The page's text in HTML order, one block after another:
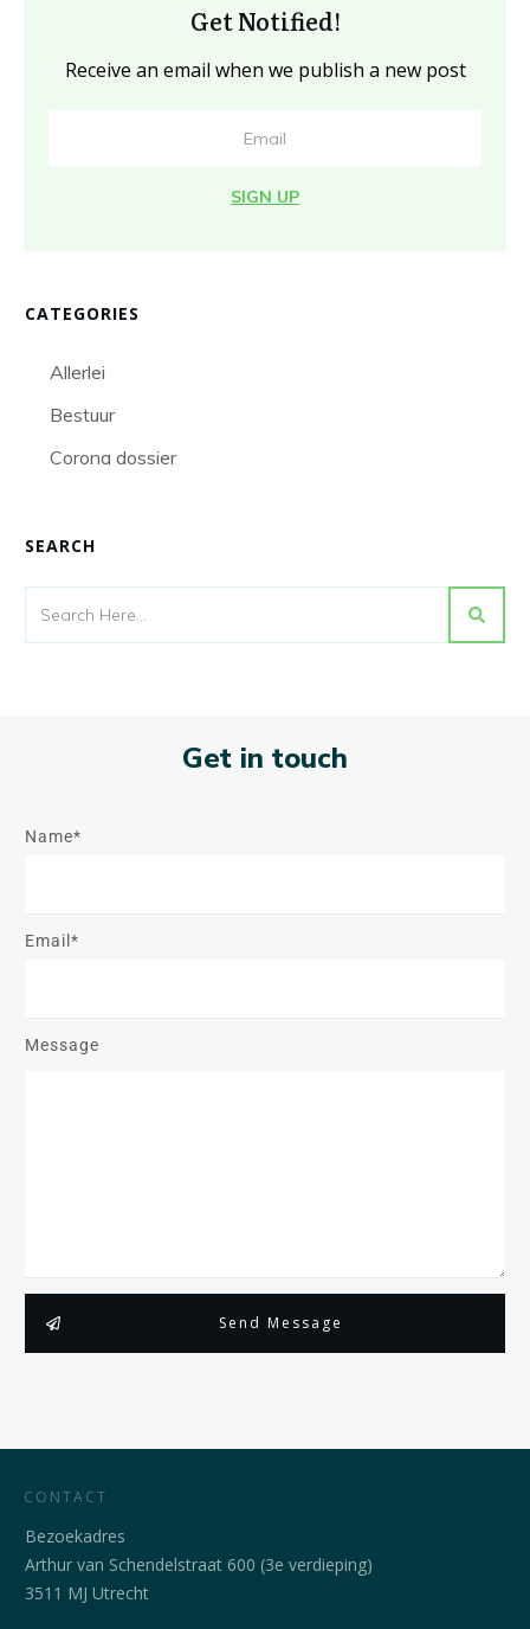
Get Notified!
Receive an email when we publish a new post
SIGN UP
CATEGORIES
Allerlei
Bestuur
Corona dossier
SEARCH
Get in touch
Name*
Email*
Message
Send Message
CONTACT
Bezoekadres
Arthur van Schendelstraat 600 (3e verdieping)
3511 MJ Utrecht